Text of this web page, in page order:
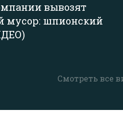
Смотреть все
вывозят
мусор: шпионский